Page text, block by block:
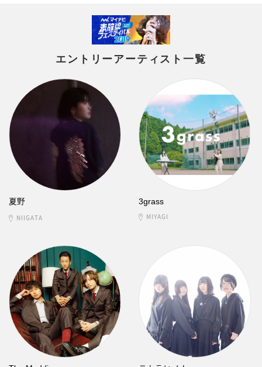
エントリーアーティスト一覧
夏野
NIIGATA
3grass
MIYAGI